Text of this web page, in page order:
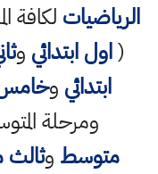
لكافة المراحل
ابتدائيوثاني ابتدائي
خامس ابتدائي
المتوسطة (
وثالث متوسط